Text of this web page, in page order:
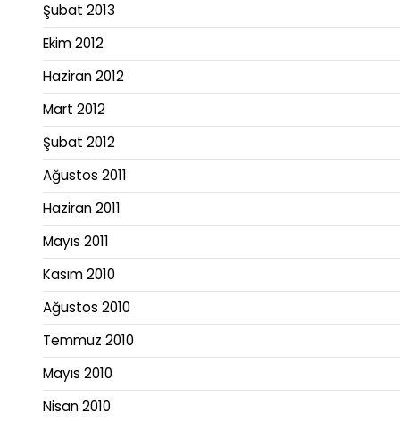
Şubat 2013
Ekim 2012
Haziran 2012
Mart 2012
Şubat 2012
Ağustos 2011
Haziran 2011
Mayıs 2011
Kasım 2010
Ağustos 2010
Temmuz 2010
Mayıs 2010
Nisan 2010